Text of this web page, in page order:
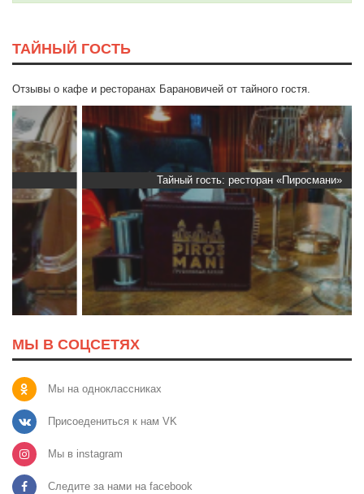
ТАЙНЫЙ ГОСТЬ
Отзывы о кафе и ресторанах Барановичей от тайного гостя.
Тайный гость: ресторан «Пиросмани»
МЫ В СОЦСЕТЯХ
Мы на одноклассниках
Присоедениться к нам VK
Мы в instagram
Следите за нами на facebook